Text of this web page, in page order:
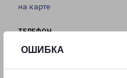
ОШИБКА
на карте
ТЕЛЕФОН
8(495) 136-29-30
EMAIL